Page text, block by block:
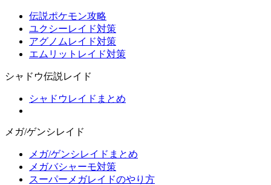
伝説ポケモン攻略
ユクシーレイド対策
アグノムレイド対策
エムリットレイド対策
シャドウ伝説レイド
シャドウレイドまとめ
メガ/ゲンシレイド
メガ/ゲンシレイドまとめ
メガバシャーモ対策
スーパーメガレイドのやり方